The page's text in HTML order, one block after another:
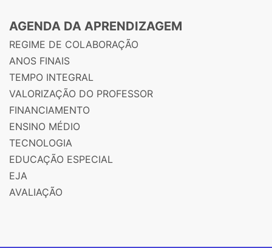
AGENDA DA APRENDIZAGEM
REGIME DE COLABORAÇÃO
ANOS FINAIS
TEMPO INTEGRAL
VALORIZAÇÃO DO PROFESSOR
FINANCIAMENTO
ENSINO MÉDIO
TECNOLOGIA
EDUCAÇÃO ESPECIAL
EJA
AVALIAÇÃO